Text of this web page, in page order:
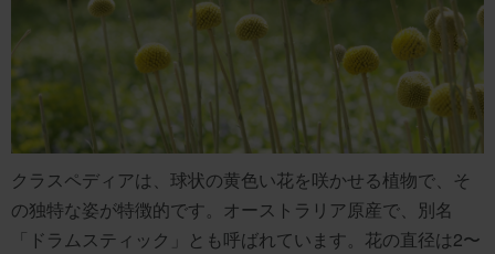
クラスペディアは、球状の黄色い花を咲かせる植物で、そ
の独特な姿が特徴的です。オーストラリア原産で、別名
「ドラムスティック」とも呼ばれています。花の直径は2〜